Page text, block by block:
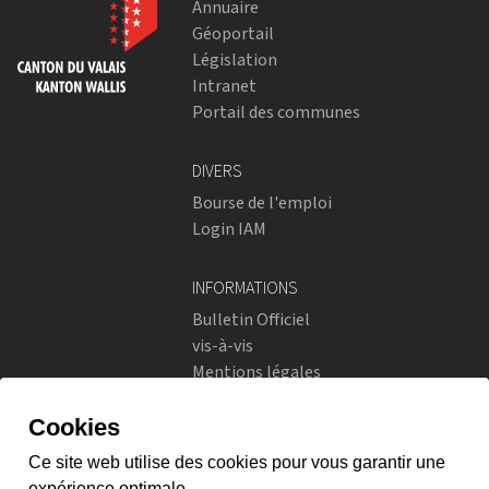
Annuaire
Géoportail
Législation
Intranet
Portail des communes
DIVERS
Bourse de l'emploi
Login IAM
INFORMATIONS
Bulletin Officiel
vis-à-vis
Mentions légales